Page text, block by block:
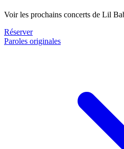
Voir les prochains concerts de Lil
Réserver
Paroles originales